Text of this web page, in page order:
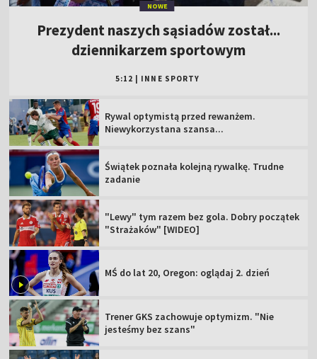
NOWE
Prezydent naszych sąsiadów został...
dziennikarzem sportowym
5:12 INNE SPORTY
Rywal optymistą przed rewanżem.
Niewykorzystana szansa...
Świątek poznała kolejną rywalkę. Trudne
zadanie
"Lewy" tym razem bez gola. Dobry początek
"Strażaków" [WIDEO]
MŚ do lat 20, Oregon: oglądaj 2. dzień
Trener GKS zachowuje optymizm. "Nie
jesteśmy bez szans"